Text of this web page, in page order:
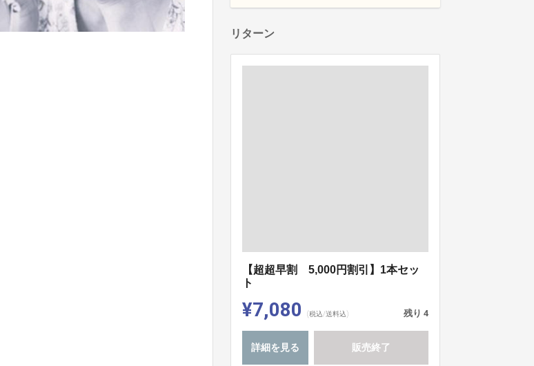
リターン
【超超早割 5,000円割引】1本セッ
ト
¥7,080 (税込/送料込) 残り 4
詳細を見る 販売終了